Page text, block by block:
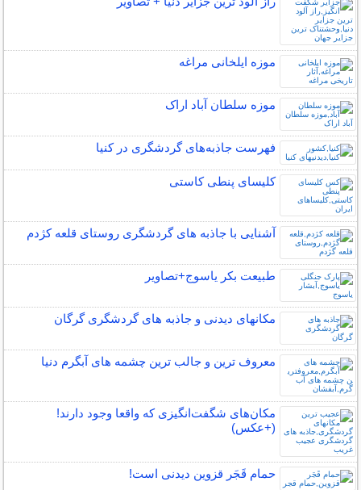
موزه ایلخانی مراغه
موزه سلطان آباد اراک
فهرست جاذبه‌های گردشگری در کنیا
کلیسای پنطی کاستی
آشنایی با جاذبه های گردشگری روستای قلعه کژدم
طبیعت بکر یاسوج+تصاویر
مکانهای دیدنی و جاذبه های گردشگری گرگان
معروف ترین و جالب ترین چشمه های آبگرم دنیا
مکان‌های شگفت‌انگیزی که واقعا وجود دارند!
(+عکس)
حمام قَجَر قزوین دیدنی است!